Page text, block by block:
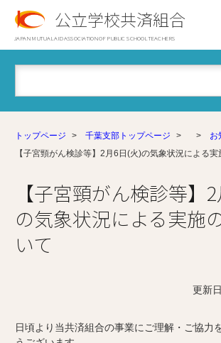
公立学校共済組合
JAPAN MUTUAL AID ASSOCIATION OF PUBLIC SCHOOL TEACHERS
トップページ > 千葉支部トップページ > > お
【子宮頸がん検診等】2月6日(火)の気象状況による
【子宮頸がん検診等】
の気象状況による実施
いて
更新
日頃より当共済組合の事業にご理解・ご協力